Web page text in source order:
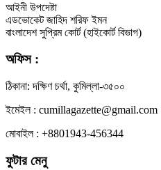
আইনী উপদেষ্টা
এডভোকেট জাহিদ শরিফ ইমন
বাংলাদেশ সুপ্রিম কোর্ট (হাইকোর্ট বিভাগ)
অফিস :
ঠিকানা: দক্ষিণ চর্থা, কুমিল্লা-৩৫০০
ইমেইল : cumillagazette@gmail.com
মোবাইল : +8801943-456344
ফুটার মেনু